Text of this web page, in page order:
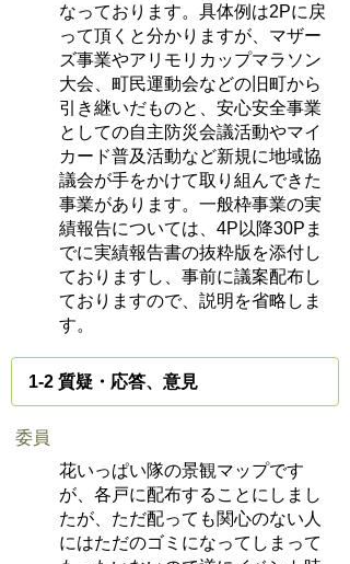
なっております。具体例は2Pに戻
って頂くと分かりますが、マザー
ズ事業やアリモリカップマラソン
大会、町民運動会などの旧町から
引き継いだものと、安心安全事業
としての自主防災会議活動やマイ
カード普及活動など新規に地域協
議会が手をかけて取り組んできた
事業があります。一般枠事業の実
績報告については、4P以降30Pま
でに実績報告書の抜粋版を添付し
ておりますし、事前に議案配布し
ておりますので、説明を省略しま
す。
1-2 質疑・応答、意見
委員
花いっぱい隊の景観マップです
が、各戸に配布することにしまし
たが、ただ配っても関心のない人
にはただのゴミになってしまって